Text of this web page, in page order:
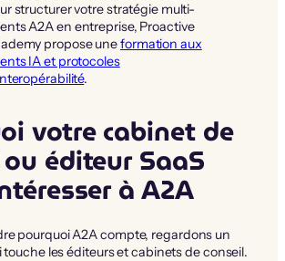
structurer votre stratégie multi-
A2A en entreprise, Proactive
propose uneformation aux
IA et protocoles
.
votre cabinet de
éditeur SaaS
à A2A
pourquoi A2A compte, regardons un
les éditeurs et cabinets de conseil.